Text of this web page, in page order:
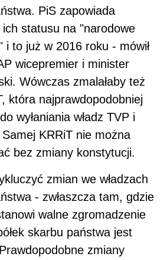
PiS zapowiada
statusu na "narodowe
i to już w 2016 roku - mówił
wicepremier i minister
Wówczas zmalałaby też
która najprawdopodobniej
do wyłaniania władz TVP i
KRRiT nie można
bez zmiany konstytucji.
zmian we władzach
- zwłaszcza tam, gdzie
walne zgromadzenie
skarbu państwa jest
zmiany